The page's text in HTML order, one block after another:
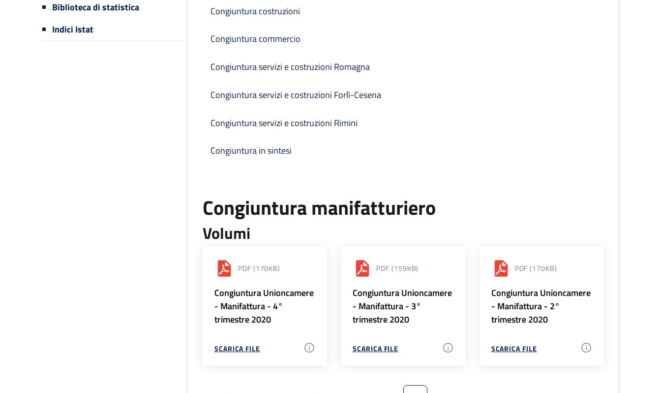
Biblioteca di statistica
Indici Istat
Congiuntura costruzioni
Congiuntura commercio
Congiuntura servizi e costruzioni Romagna
Congiuntura servizi e costruzioni Forlì-Cesena
Congiuntura servizi e costruzioni Rimini
Congiuntura in sintesi
Congiuntura manifatturiero
Volumi
PDF (170KB)
Congiuntura Unioncamere
- Manifattura - 4°
trimestre 2020
SCARICA FILE
PDF (159KB)
Congiuntura Unioncamere
- Manifattura - 3°
trimestre 2020
SCARICA FILE
PDF (170KB)
Congiuntura Unioncamere
- Manifattura - 2°
trimestre 2020
SCARICA FILE